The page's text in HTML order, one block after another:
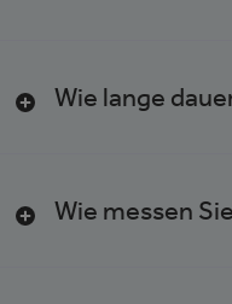
Wie lange
Wie messen